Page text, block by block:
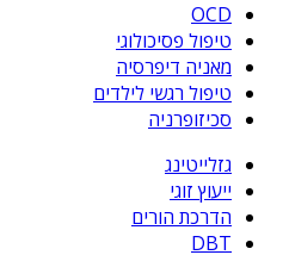
OCD
טיפול פסיכולוגי
מאניה דיפרסיה
טיפול רגשי לילדים
סכיזופרניה
גזלייטינג
ייעוץ זוגי
הדרכת הורים
DBT